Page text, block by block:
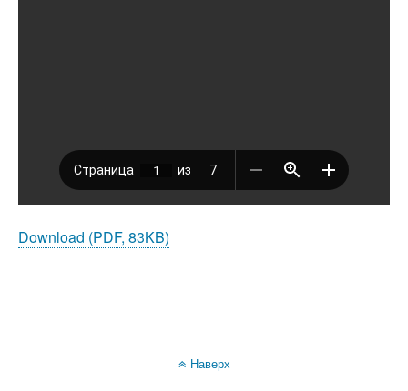
Download (PDF, 83KB)
Наверх